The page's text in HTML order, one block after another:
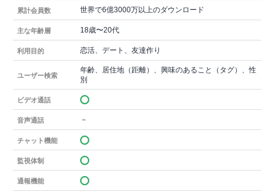
累計会員数 世界で6億3000万以上のダウンロード
主な年齢層 18歳〜20代
利用目的 恋活、デート、友達作り
ユーザー検索
年齢、居住地（距離）、興味のあること（タグ）、性
別
ビデオ通話
音声通話 －
チャット機能
監視体制
通報機能